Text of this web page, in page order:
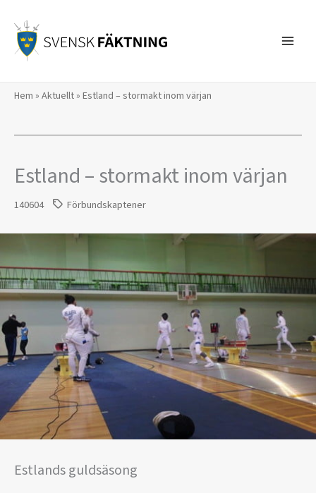
innehåll
Hem » Aktuellt» Estland – stormakt inom värjan
Estland – stormakt inom värjan
140604 Förbundskaptener
Estlands guldsäsong